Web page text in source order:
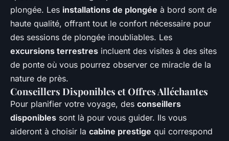
plongée. Les installations de plongée à bord sont de
haute qualité, offrant tout le confort nécessaire pour
des sessions de plongée inoubliables. Les
excursions terrestres incluent des visites à des sites
de ponte où vous pourrez observer ce miracle de la
nature de près.
Conseillers Disponibles et Offres Alléchantes
Pour planifier votre voyage, des conseillers
disponibles sont là pour vous guider. Ils vous
aideront à choisir la cabine prestige qui correspond